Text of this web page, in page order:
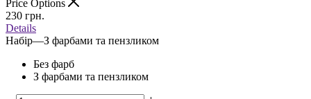
Price Options
230 грн.
Details
Набір—З фарбами та пензликом
Без фарб
З фарбами та пензликом